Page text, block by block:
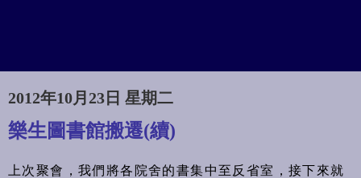
2012年10月23日 星期二
樂生圖書館搬遷(續)
上次聚會，我們將各院舍的書集中至反省室，接下來就